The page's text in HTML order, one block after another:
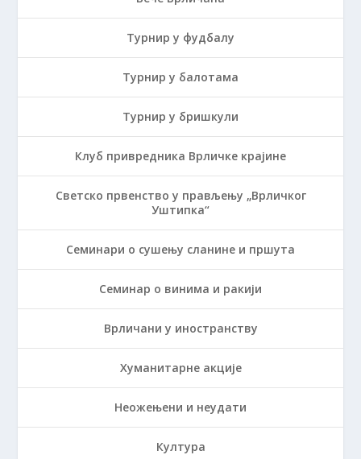
Турнир у фудбалу
Турнир у балотама
Турнир у бришкули
Клуб привредника Врличке крајине
Светско првенство у прављењу „Врличког
Уштипка“
Семинари о сушењу сланине и пршута
Семинар о винима и ракији
Врличани у иностранству
Хуманитарне акције
Неожењени и неудати
Култура